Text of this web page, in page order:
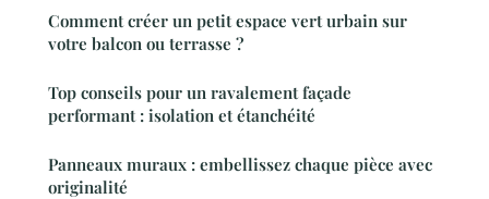
Comment créer un petit espace vert urbain sur
votre balcon ou terrasse ?
Top conseils pour un ravalement façade
performant : isolation et étanchéité
Panneaux muraux : embellissez chaque pièce avec
originalité